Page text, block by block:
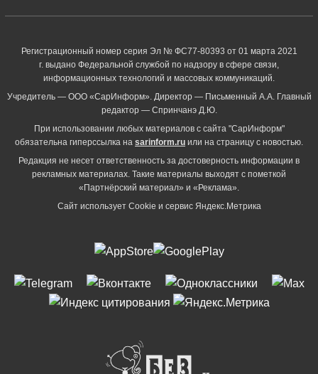
Регистрационный номер серия Эл № ФС77-80393 от 01 марта 2021
г. выдано Федеральной службой по надзору в сфере связи,
информационных технологий и массовых коммуникаций.
Учредитель — ООО «СарИнформ». Директор — Письменный А.А. Главный
редактор — Спринчанэ Д.Ю.
При использовании любых материалов с сайта "СарИнформ"
обязательна гиперссылка на sarinform.ru или на страницу с новостью.
Редакция не несет ответственность за достоверность информации в
рекламных материалах. Такие материалы выходят с пометкой
«Партнёрский материал» и «Реклама».
Сайт использует Cookie и сервиc Яндекс.Метрика